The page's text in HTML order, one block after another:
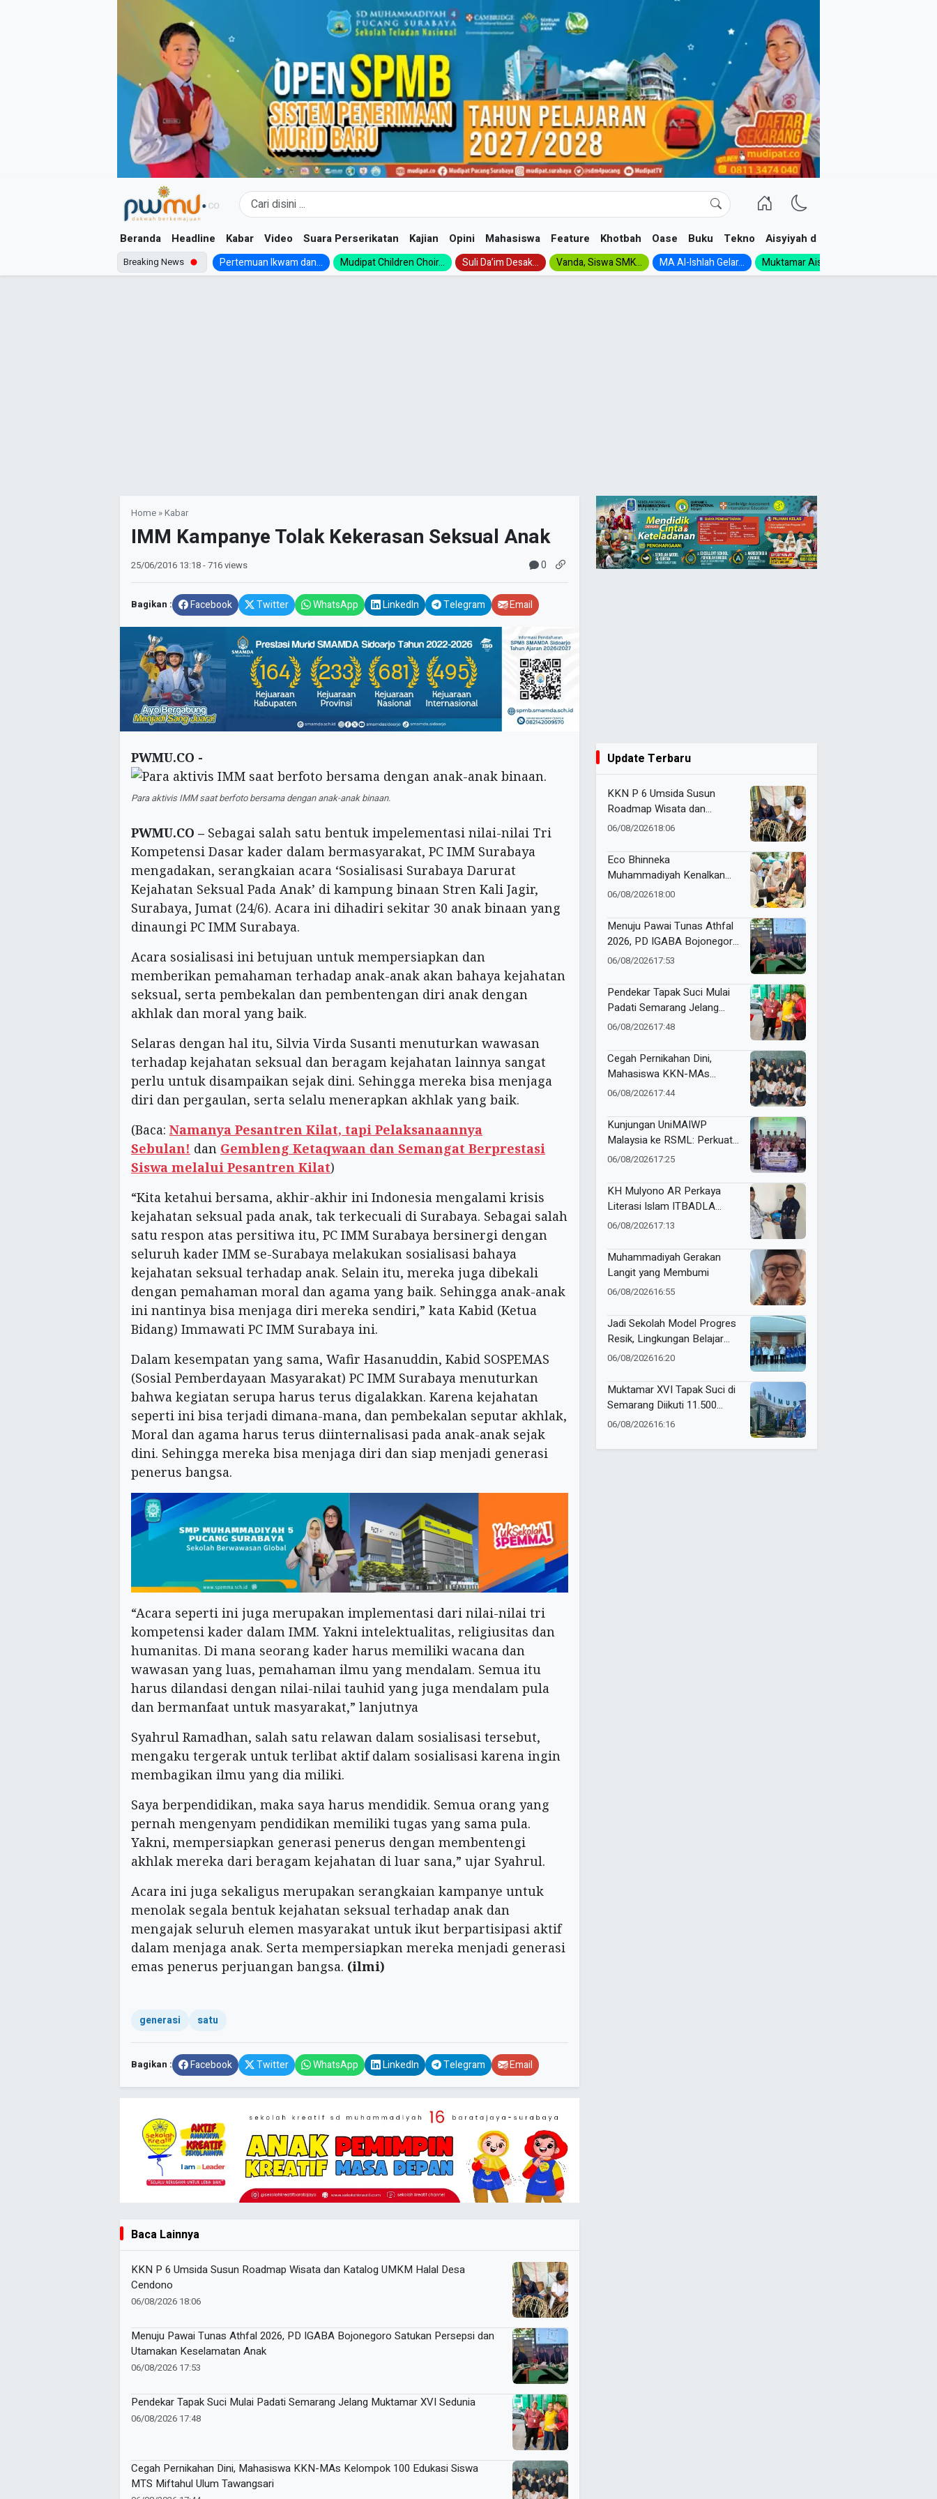
Beranda Headline Kabar Video Suara Perserikatan Kajian Opini Mahasiswa Feature Khotbah Oase Buku Tekno Aisyiyah dan NA
Breaking News Pertemuan Ikwam dan... Mudipat Children Choir... Suli Da’im Desak... Vanda, Siswa SMK... MA Al-Ishlah Gelar... Muktamar Aisyiyah 1926:...
Home »Kabar
IMM Kampanye Tolak Kekerasan Seksual Anak
25/06/2016 13:18- 716 views 0
Bagikan : Facebook Twitter WhatsApp LinkedIn Telegram Email
PWMU.CO -
Para aktivis IMM saat berfoto bersama dengan anak-anak binaan.
PWMU.CO – Sebagai salah satu bentuk impelementasi nilai-nilai Tri
Kompetensi Dasar kader dalam bermasyarakat, PC IMM Surabaya
mengadakan, serangkaian acara ‘Sosialisasi Surabaya Darurat
Kejahatan Seksual Pada Anak’ di kampung binaan Stren Kali Jagir,
Surabaya, Jumat (24/6). Acara ini dihadiri sekitar 30 anak binaan yang
dinaungi PC IMM Surabaya.
Acara sosialisasi ini betujuan untuk mempersiapkan dan
memberikan pemahaman terhadap anak-anak akan bahaya kejahatan
seksual, serta pembekalan dan pembentengan diri anak dengan
akhlak dan moral yang baik.
Selaras dengan hal itu, Silvia Virda Susanti menuturkan wawasan
terhadap kejahatan seksual dan beragam kejahatan lainnya sangat
perlu untuk disampaikan sejak dini. Sehingga mereka bisa menjaga
diri dan pergaulan, serta selalu menerapkan akhlak yang baik.
(Baca: Namanya Pesantren Kilat, tapi Pelaksanaannya
Sebulan! dan Gembleng Ketaqwaan dan Semangat Berprestasi
Siswa melalui Pesantren Kilat)
“Kita ketahui bersama, akhir-akhir ini Indonesia mengalami krisis
kejahatan seksual pada anak, tak terkecuali di Surabaya. Sebagai salah
satu respon atas persitiwa itu, PC IMM Surabaya bersinergi dengan
seluruh kader IMM se-Surabaya melakukan sosialisasi bahaya
kejahatan seksual terhadap anak. Selain itu, mereka juga dibekali
dengan pemahaman moral dan agama yang baik. Sehingga anak-anak
ini nantinya bisa menjaga diri mereka sendiri,” kata Kabid (Ketua
Bidang) Immawati PC IMM Surabaya ini.
Dalam kesempatan yang sama, Wafir Hasanuddin, Kabid SOSPEMAS
(Sosial Pemberdayaan Masyarakat) PC IMM Surabaya menuturkan
bahwa kegiatan serupa harus terus digalakkan. Karena kejahatan
seperti ini bisa terjadi dimana-mana, dan pembekalan seputar akhlak,
Moral dan agama harus terus diinternalisasi pada anak-anak sejak
dini. Sehingga mereka bisa menjaga diri dan siap menjadi generasi
penerus bangsa.
“Acara seperti ini juga merupakan implementasi dari nilai-nilai tri
kompetensi kader dalam IMM. Yakni intelektualitas, religiusitas dan
humanitas. Di mana seorang kader harus memiliki wacana dan
wawasan yang luas, pemahaman ilmu yang mendalam. Semua itu
harus dilandasi dengan nilai-nilai tauhid yang juga mendalam pula
dan bermanfaat untuk masyarakat,” lanjutnya
Syahrul Ramadhan, salah satu relawan dalam sosialisasi tersebut,
mengaku tergerak untuk terlibat aktif dalam sosialisasi karena ingin
membagikan ilmu yang dia miliki.
Saya berpendidikan, maka saya harus mendidik. Semua orang yang
pernah mengenyam pendidikan memiliki tugas yang sama pula.
Yakni, mempersiapkan generasi penerus dengan membentengi
akhlak mereka dari beragam kejahatan di luar sana,” ujar Syahrul.
Acara ini juga sekaligus merupakan serangkaian kampanye untuk
menolak segala bentuk kejahatan seksual terhadap anak dan
mengajak seluruh elemen masyarakat untuk ikut berpartisipasi aktif
dalam menjaga anak. Serta mempersiapkan mereka menjadi generasi
emas penerus perjuangan bangsa. (ilmi)
generasi satu
Bagikan : Facebook Twitter WhatsApp LinkedIn Telegram Email
Baca Lainnya
KKN P 6 Umsida Susun Roadmap Wisata dan Katalog UMKM Halal Desa
Cendono
06/08/2026 18:06
Menuju Pawai Tunas Athfal 2026, PD IGABA Bojonegoro Satukan Persepsi dan
Utamakan Keselamatan Anak
06/08/2026 17:53
Pendekar Tapak Suci Mulai Padati Semarang Jelang Muktamar XVI Sedunia
06/08/2026 17:48
Cegah Pernikahan Dini, Mahasiswa KKN-MAs Kelompok 100 Edukasi Siswa
MTS Miftahul Ulum Tawangsari
Update Terbaru
KKN P 6 Umsida Susun
Roadmap Wisata dan
Katalog UMKM Halal Desa
06/08/202618:06
Eco Bhinneka
Muhammadiyah Kenalkan
Inovasi Perempuan Muda
Nasyiatul Aisyiyah
06/08/202618:00
Menuju Pawai Tunas Athfal
2026, PD IGABA Bojonegoro
Satukan Persepsi dan
Anak
06/08/202617:53
Pendekar Tapak Suci Mulai
Padati Semarang Jelang
Muktamar XVI Sedunia
06/08/202617:48
Cegah Pernikahan Dini,
Mahasiswa KKN-MAs
Kelompok 100 Edukasi Siswa
Tawangsari
06/08/202617:44
Kunjungan UniMAIWP
Malaysia ke RSML: Perkuat
Standar Manajemen Rumah
06/08/202617:25
KH Mulyono AR Perkaya
Literasi Islam ITBADLA
melalui Hibah Buku Materi
06/08/202617:13
Muhammadiyah Gerakan
Langit yang Membumi
06/08/202616:55
Jadi Sekolah Model Progres
Resik, Lingkungan Belajar
Nyaman Jadi Prioritas
06/08/202616:20
Muktamar XVI Tapak Suci di
Semarang Diikuti 11.500
Peserta, Ini Rangkaian
06/08/202616:16